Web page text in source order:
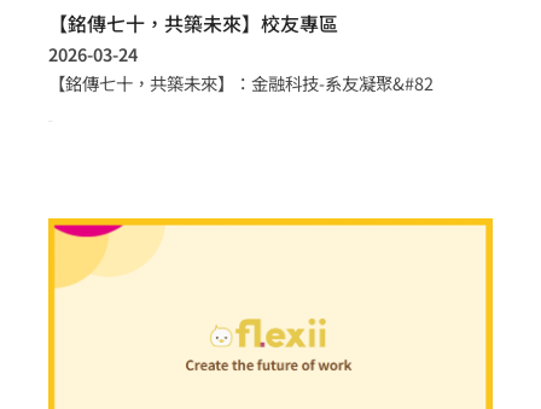
【銘傳七十，共築未來】校友專區
2026-03-24
【銘傳七十，共築未來】：金融科技-系友凝聚&#82